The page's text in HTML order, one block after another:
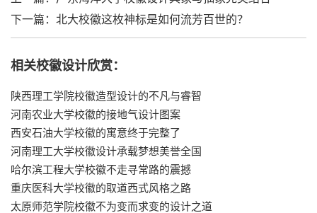
下一篇： 北大校徽这枚神标是如何流芳百世的？
相关校徽设计欣赏：
陕西理工学院校徽造型设计的不凡与睿智
河南农业大学校徽的接地气设计图案
西安石油大学校徽的寓意终于完整了
河南理工大学校徽设计承载梦想美誉全国
哈尔滨工程大学校徽不走寻常路的震撼
重庆医科大学校徽的取道西式风格之路
太原师范学院校徽不为变而求变的设计之道